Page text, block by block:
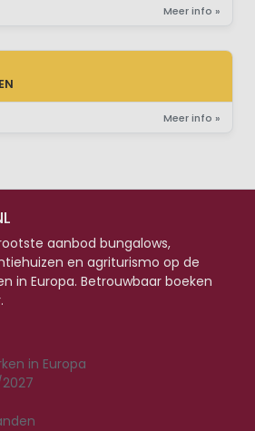
Meer info »
Meer info »
aanbod bungalows,
en agriturismo op de
in Europa. Betrouwbaar boeken
in Europa